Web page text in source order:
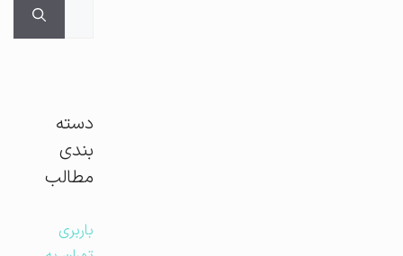
دسته
بندی
مطالب
باربری